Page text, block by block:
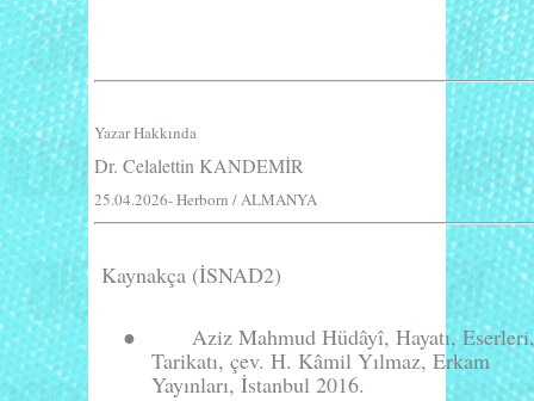
Yazar Hakkında
Dr. Celalettin KANDEMİR
25.04.2026- Herborn / ALMANYA
Kaynakça (İSNAD2)
● Aziz Mahmud Hüdâyî, Hayatı, Eserleri,
Tarikatı, çev. H. Kâmil Yılmaz, Erkam
Yayınları, İstanbul 2016.